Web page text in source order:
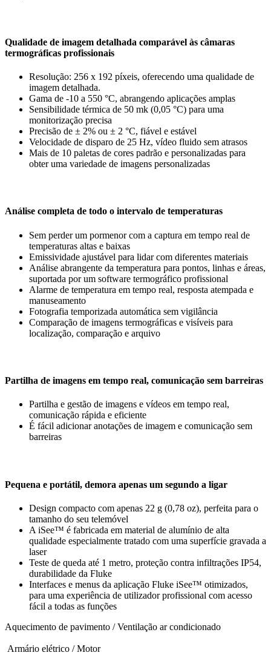
Qualidade de imagem detalhada comparável às câmaras
termográficas profissionais
Resolução: 256 x 192 píxeis, oferecendo uma qualidade de
imagem detalhada.
Gama de -10 a 550 °C, abrangendo aplicações amplas
Sensibilidade térmica de 50 mk (0,05 °C) para uma
monitorização precisa
Precisão de ± 2% ou ± 2 °C, fiável e estável
Velocidade de disparo de 25 Hz, vídeo fluido sem atrasos
Mais de 10 paletas de cores padrão e personalizadas para
obter uma variedade de imagens personalizadas
Análise completa de todo o intervalo de temperaturas
Sem perder um pormenor com a captura em tempo real de
temperaturas altas e baixas
Emissividade ajustável para lidar com diferentes materiais
Análise abrangente da temperatura para pontos, linhas e áreas,
suportada por um software termográfico profissional
Alarme de temperatura em tempo real, resposta atempada e
manuseamento
Fotografia temporizada automática sem vigilância
Comparação de imagens termográficas e visíveis para
localização, comparação e arquivo
Partilha de imagens em tempo real, comunicação sem barreiras
Partilha e gestão de imagens e vídeos em tempo real,
comunicação rápida e eficiente
É fácil adicionar anotações de imagem e comunicação sem
barreiras
Pequena e portátil, demora apenas um segundo a ligar
Design compacto com apenas 22 g (0,78 oz), perfeita para o
tamanho do seu telemóvel
A iSee™ é fabricada em material de alumínio de alta
qualidade especialmente tratado com uma superfície gravada a
laser
Teste de queda até 1 metro, proteção contra infiltrações IP54,
durabilidade da Fluke
Interfaces e menus da aplicação Fluke iSee™ otimizados,
para uma experiência de utilizador profissional com acesso
fácil a todas as funções
Aquecimento de pavimento / Ventilação ar condicionado
Armário elétrico / Motor